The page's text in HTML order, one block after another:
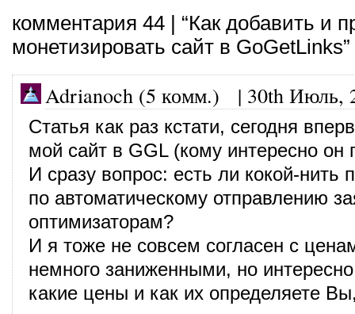
комментария 44 | “Как добавить и
монетизировать сайт в GoGetLinks”
Adrianoch (5 комм.) | 30th Июль,
Статья как раз кстати, сегодня
мой сайт в GGL (кому интересно
И сразу вопрос: есть ли кокой-нить
по автоматическому отправлению
оптимизаторам?
И я тоже не совсем согласен с
немного заниженными, но
какие цены и как их определяете